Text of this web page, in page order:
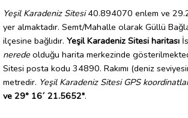
Yeşil Karadeniz Sitesi40.894070 enlem ve
yer almaktadır. Semt/Mahalle olarak Güllü
ilçesine bağlıdır. Yeşil Karadeniz Sitesi haritası
nerede olduğu harita merkezinde
Sitesi posta kodu 34890. Rakımı (deniz
metredir. Yeşil Karadeniz Sitesi GPS
ve 29° 16´ 21.5652".